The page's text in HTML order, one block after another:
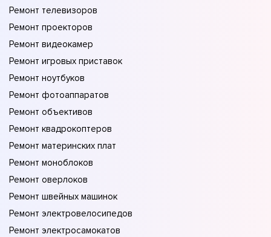
Ремонт телевизоров
Ремонт проекторов
Ремонт видеокамер
Ремонт игровых приставок
Ремонт ноутбуков
Ремонт фотоаппаратов
Ремонт объективов
Ремонт квадрокоптеров
Ремонт материнских плат
Ремонт моноблоков
Ремонт оверлоков
Ремонт швейных машинок
Ремонт электровелосипедов
Ремонт электросамокатов